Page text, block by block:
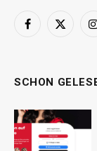
Facebook
X
SCHON